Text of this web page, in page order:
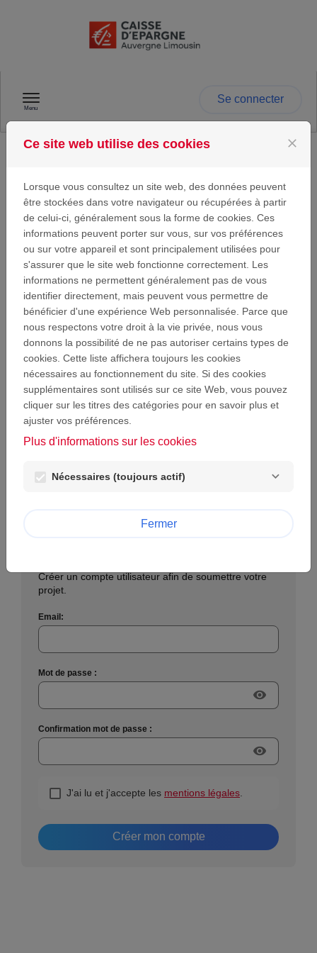
Menu
Se connecter
Identification
Se connecter
Si vous avez déjà un compte utilisateur Caisse
d'Epargne Auvergne et Limousin, entrez votre
adresse email et votre mot de passe ci-dessous.
Mot de passe :
visibility
Créer un compte utilisateur afin de soumettre votre
projet.
Email:
Mot de passe :
visibility
Confirmation mot de passe :
visibility
J'ai lu et j'accepte les mentions légales
Créer mon compte
Ce site web utilise des cookies close
Lorsque vous consultez un site web, des données peuvent
être stockées dans votre navigateur ou récupérées à partir
de celui-ci, généralement sous la forme de cookies. Ces
informations peuvent porter sur vous, sur vos préférences
ou sur votre appareil et sont principalement utilisées pour
s'assurer que le site web fonctionne correctement. Les
informations ne permettent généralement pas de vous
identifier directement, mais peuvent vous permettre de
bénéficier d'une expérience Web personnalisée. Parce que
nous respectons votre droit à la vie privée, nous vous
donnons la possibilité de ne pas autoriser certains types de
cookies. Cette liste affichera toujours les cookies
nécessaires au fonctionnement du site. Si des cookies
supplémentaires sont utilisés sur ce site Web, vous pouvez
cliquer sur les titres des catégories pour en savoir plus et
ajuster vos préférences.
Plus d'informations sur les cookies
Nécessaires (toujours actif)
Fermer